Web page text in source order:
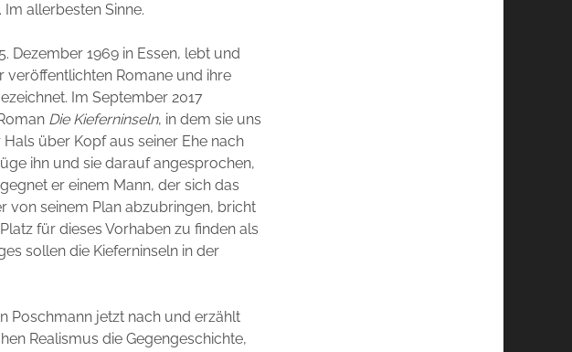
allerbesten Sinne.
Dezember 1969 in Essen, lebt und
veröffentlichten Romane und ihre
Im September 2017
Die Kieferninseln, in dem sie uns
über Kopf aus seiner Ehe nach
ihn und sie darauf angesprochen,
er einem Mann, der sich das
von seinem Plan abzubringen, bricht
für dieses Vorhaben zu finden als
sollen die Kieferninseln in der
Poschmann jetzt nach und erzählt
Realismus die Gegengeschichte,